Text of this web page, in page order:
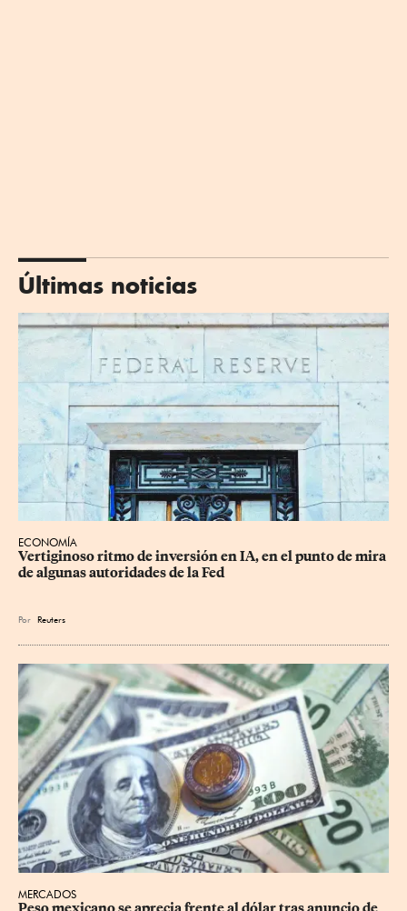
Últimas noticias
ECONOMÍA
Vertiginoso ritmo de inversión en IA, en el punto de mira
de algunas autoridades de la Fed
Por Reuters
MERCADOS